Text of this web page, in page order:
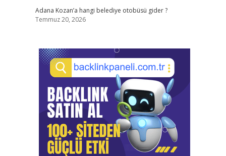
Adana Kozan’a hangi belediye otobüsü gider ?
Temmuz 20, 2026